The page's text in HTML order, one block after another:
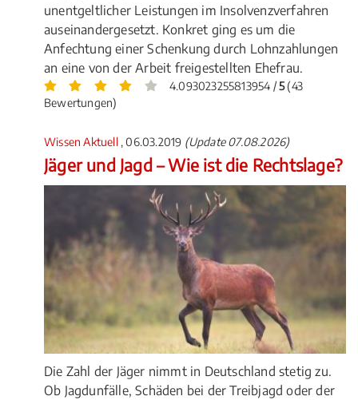
unentgeltlicher Leistungen im Insolvenzverfahren
auseinandergesetzt. Konkret ging es um die
Anfechtung einer Schenkung durch Lohnzahlungen
an eine von der Arbeit freigestellten Ehefrau.
4.093023255813954 /5(43
Bewertungen)
Wissen Aktuell , 06.03.2019 (Update 07.08.2026)
Jäger und Jagd – Wie ist die Rechtslage?
Die Zahl der Jäger nimmt in Deutschland stetig zu.
Ob Jagdunfälle, Schäden bei der Treibjagd oder der